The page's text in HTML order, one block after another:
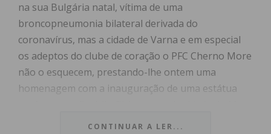
na sua Bulgária natal, vítima de uma
broncopneumonia bilateral derivada do
coronavírus, mas a cidade de Varna e em especial
os adeptos do clube de coração o PFC Cherno More
não o esquecem, prestando-lhe ontem uma
homenagem com a inauguração de uma estátua
CONTINUAR A LER...